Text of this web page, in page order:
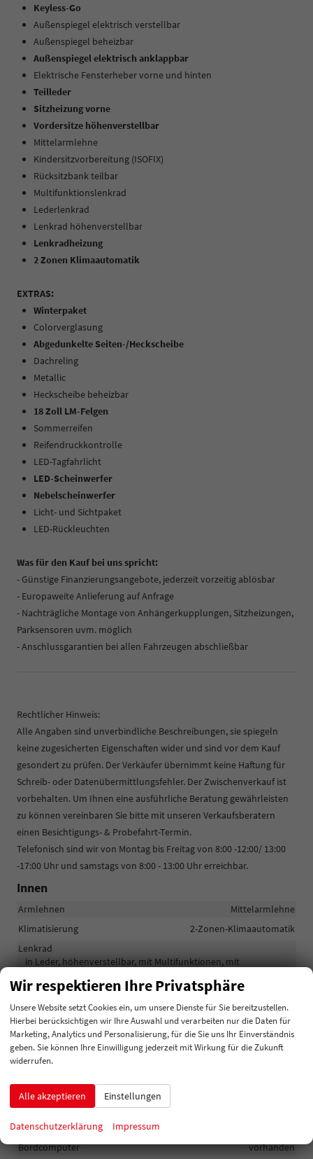
Keyless-Go
Außenspiegel elektrisch verstellbar
Außenspiegel beheizbar
Außenspiegel elektrisch anklappbar
Elektrische Fensterheber vorne und hinten
Teilleder
Sitzheizung vorne
Vordersitze höhenverstellbar
Mittelarmlehne
Kindersitzvorbereitung (ISOFIX)
Rücksitzbank teilbar
Multifunktionslenkrad
Lederlenkrad
Lenkrad höhenverstellbar
Lenkradheizung
2 Zonen Klimaautomatik
EXTRAS:
Winterpaket
Colorverglasung
Abgedunkelte Seiten-/Heckscheibe
Dachreling
Metallic
Heckscheibe beheizbar
18 Zoll LM-Felgen
Sommerreifen
Reifendruckkontrolle
LED-Tagfahrlicht
LED-Scheinwerfer
Nebelscheinwerfer
Licht- und Sichtpaket
LED-Rückleuchten
Was für den Kauf bei uns spricht:
- Günstige Finanzierungsangebote, jederzeit vorzeitig ablösbar
- Europaweite Anlieferung auf Anfrage
- Nachträgliche Montage von Anhängerkupplungen, Sitzheizungen,
Parksensoren uvm. möglich
- Anschlussgarantien bei allen Fahrzeugen abschließbar
Rechtlicher Hinweis:
Alle Angaben sind unverbindliche Beschreibungen, sie spiegeln
keine zugesicherten Eigenschaften wider und sind vor dem Kauf
gesondert zu prüfen. Der Verkäufer übernimmt keine Haftung für
Schreib- oder Datenübermittlungsfehler. Der Zwischenverkauf ist
vorbehalten. Um Ihnen eine ausführliche Beratung gewährleisten
zu können vereinbaren Sie bitte mit unseren Verkaufsberatern
einen Besichtigungs- & Probefahrt-Termin.
Telefonisch sind wir von Montag bis Freitag von 8:00 -12:00/ 13:00
-17:00 Uhr und samstags von 8:00 - 13:00 Uhr erreichbar.
Innen
Armlehnen
Mittelarmlehne
Klimatisierung
2-Zonen-Klimaautomatik
Lenkrad
in Leder, höhenverstellbar, mit Multifunktionen, mit
Sitze
Isofix (Kindersitzbefestigung), Rücksitzbank hinten geteilt,
Sitzheizung
Infotainment & Kommunikation
Assistenzsysteme
Audioanlage
Digitalradio DAB, Android Auto, Apple CarPlay, Touchscreen
Bordcomputer
vorhanden
Wir respektieren Ihre Privatsphäre
Unsere Website setzt Cookies ein, um unsere Dienste für Sie bereitzustellen.
Hierbei berücksichtigen wir Ihre Auswahl und verarbeiten nur die Daten für
Marketing, Analytics und Personalisierung, für die Sie uns Ihr Einverständnis
geben. Sie können Ihre Einwilligung jederzeit mit Wirkung für die Zukunft
widerrufen.
Alle akzeptieren Einstellungen
Datenschutzerklärung Impressum